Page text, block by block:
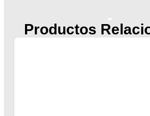
Productos